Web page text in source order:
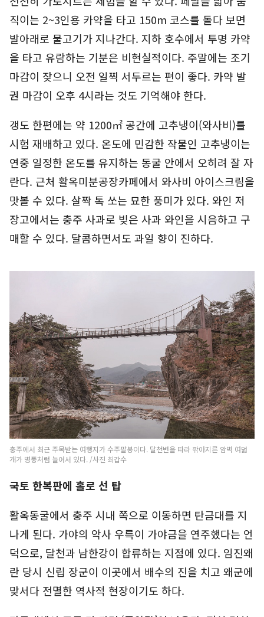
직이는 2~3인용 카약을 타고 150m 코스를 돌다 보면
발아래로 물고기가 지나간다. 지하 호수에서 투명 카약
을 타고 유람하는 기분은 비현실적이다. 주말에는 조기
마감이 잦으니 오전 일찍 서두르는 편이 좋다. 카약 발
권 마감이 오후 4시라는 것도 기억해야 한다.
갱도 한편에는 약 1200㎡ 공간에 고추냉이(와사비)를
시험 재배하고 있다. 온도에 민감한 작물인 고추냉이는
연중 일정한 온도를 유지하는 동굴 안에서 오히려 잘 자
란다. 근처 활옥미분공장카페에서 와사비 아이스크림을
맛볼 수 있다. 살짝 톡 쏘는 묘한 풍미가 있다. 와인 저
장고에서는 충주 사과로 빚은 사과 와인을 시음하고 구
매할 수 있다. 달콤하면서도 과일 향이 진하다.
충주에서 최근 주목받는 여행지가 수주팔봉이다. 달천변을 따라 깎아지른 암벽 여덟
개가 병풍처럼 늘어서 있다. /사진 최갑수
국토 한복판에 홀로 선 탑
활옥동굴에서 충주 시내 쪽으로 이동하면 탄금대를 지
나게 된다. 가야의 악사 우륵이 가야금을 연주했다는 언
덕으로, 달천과 남한강이 합류하는 지점에 있다. 임진왜
란 당시 신립 장군이 이곳에서 배수의 진을 치고 왜군에
맞서다 전멸한 역사적 현장이기도 하다.